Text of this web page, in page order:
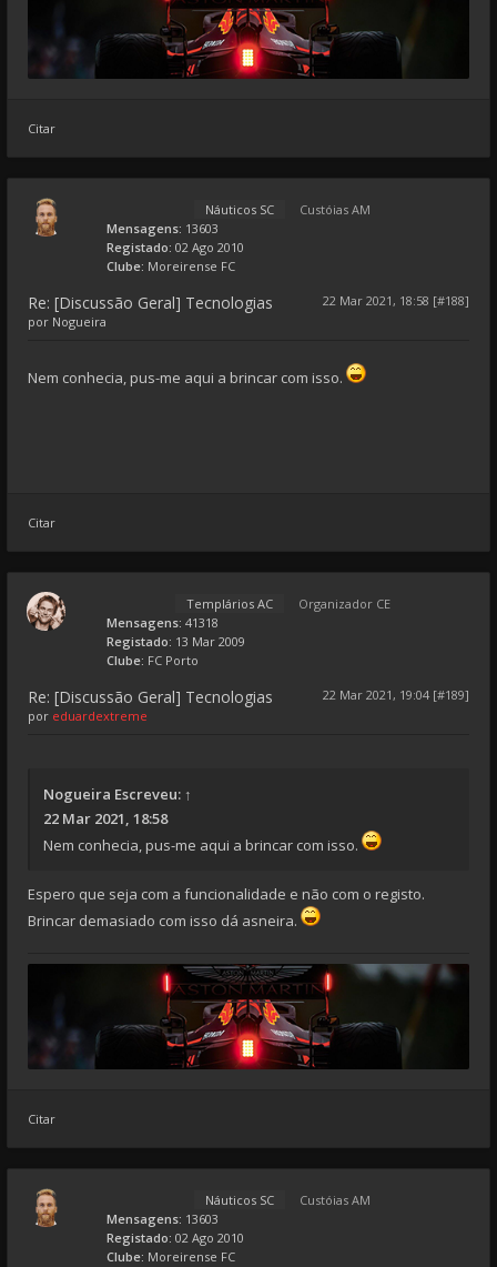
Citar
Náuticos SC
Custóias AM
Mensagens: 13603
Registado: 02 Ago 2010
Clube: Moreirense FC
Re: [Discussão Geral] Tecnologias
22 Mar 2021, 18:58 [#188]
por Nogueira
Nem conhecia, pus-me aqui a brincar com isso.
Citar
Templários AC
Organizador CE
Mensagens: 41318
Registado: 13 Mar 2009
Clube: FC Porto
Re: [Discussão Geral] Tecnologias
22 Mar 2021, 19:04 [#189]
por eduardextreme
Nogueira Escreveu: ↑
22 Mar 2021, 18:58
Nem conhecia, pus-me aqui a brincar com isso.
Espero que seja com a funcionalidade e não com o registo.
Brincar demasiado com isso dá asneira.
Citar
Náuticos SC
Custóias AM
Mensagens: 13603
Registado: 02 Ago 2010
Clube: Moreirense FC